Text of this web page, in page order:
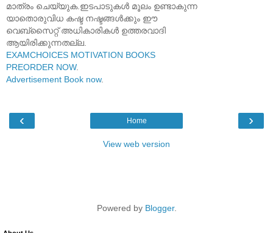
മാത്രം ചെയ്യുക.ഇടപാടുകൾ മൂലം ഉണ്ടാകുന്ന
യാതൊരുവിധ കഷ്ട നഷ്ടങ്ങൾക്കും ഈ
വെബ്സൈറ്റ് അധികാരികൾ ഉത്തരവാദി
ആയിരിക്കുന്നതല്ല.
EXAMCHOICES MOTIVATION BOOKS
PREORDER NOW.
Advertisement Book now.
‹ ›
Home
View web version
Powered by Blogger.